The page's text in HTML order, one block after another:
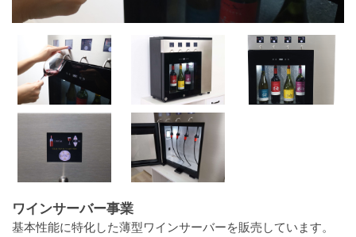
ワインサーバー事業
基本性能に特化した薄型ワインサーバーを販売しています。